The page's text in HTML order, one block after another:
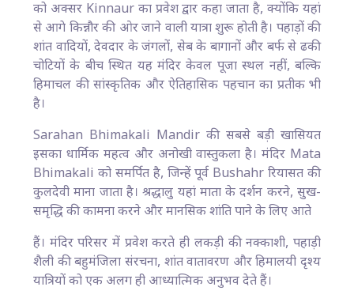
को अक्सर Kinnaur का प्रवेश द्वार कहा जाता है, क्योंकि यहां
से आगे किन्नौर की ओर जाने वाली यात्रा शुरू होती है। पहाड़ों की
शांत वादियों, देवदार के जंगलों, सेब के बागानों और बर्फ से ढकी
चोटियों के बीच स्थित यह मंदिर केवल पूजा स्थल नहीं, बल्कि
हिमाचल की सांस्कृतिक और ऐतिहासिक पहचान का प्रतीक भी
है।
Sarahan Bhimakali Mandir की सबसे बड़ी खासियत
इसका धार्मिक महत्व और अनोखी वास्तुकला है। मंदिर Mata
Bhimakali को समर्पित है, जिन्हें पूर्व Bushahr रियासत की
कुलदेवी माना जाता है। श्रद्धालु यहां माता के दर्शन करने, सुख-
समृद्धि की कामना करने और मानसिक शांति पाने के लिए आते
हैं। मंदिर परिसर में प्रवेश करते ही लकड़ी की नक्काशी, पहाड़ी
शैली की बहुमंजिला संरचना, शांत वातावरण और हिमालयी दृश्य
यात्रियों को एक अलग ही आध्यात्मिक अनुभव देते हैं।